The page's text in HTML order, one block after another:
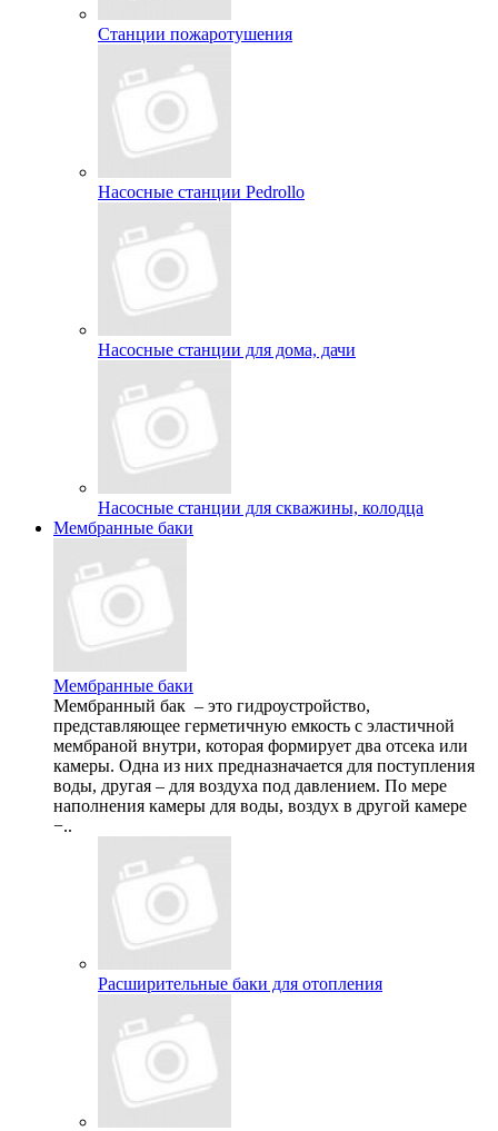
Станции пожаротушения
Насосные станции Pedrollo
Насосные станции для дома, дачи
Насосные станции для скважины, колодца
Мембранные баки
Мембранные баки
Мембранный бак – это гидроустройство,
представляющее герметичную емкость с эластичной
мембраной внутри, которая формирует два отсека или
камеры. Одна из них предназначается для поступления
воды, другая – для воздуха под давлением. По мере
наполнения камеры для воды, воздух в другой камере
−..
Расширительные баки для отопления